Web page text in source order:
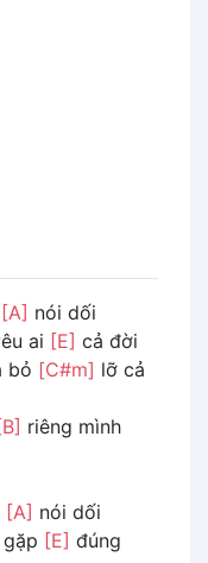
[A] nói dối
ai [E] cả đời
bỏ [C#m] lỡ cả
riêng mình
[A] nói dối
[E] đúng